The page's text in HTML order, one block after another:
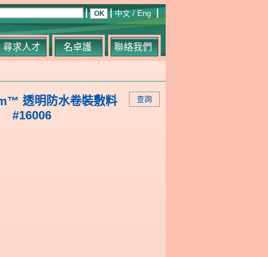
尋求人才 名卓護 聯絡我們
中文 /Eng
查詢
透明防水卷裝敷料
#16006